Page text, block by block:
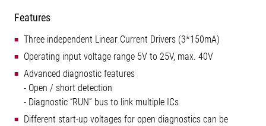
Features
Three independent Linear Current Drivers (3*150mA)
Operating input voltage range 5V to 25V, max. 40V
Advanced diagnostic features
- Open / short detection
- Diagnostic “RUN” bus to link multiple ICs
Different start-up voltages for open diagnostics can be